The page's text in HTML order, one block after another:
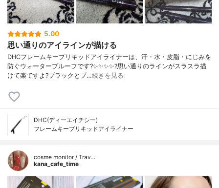
5.00
思い通りのアイラインが描ける
DHCフレームキープリキッドアイライナーは、汗・水・皮脂・にじみを
防ぐウォータープルーフです?✨✨✨✨?️思い通りのラインがスラスラ描
けて楽ですよ?ブラックとブ…続きを見る
DHC(ディーエイチシー)
フレームキープリキッドアイライナー
cosme monitor / Trav…
kana_cafe_time